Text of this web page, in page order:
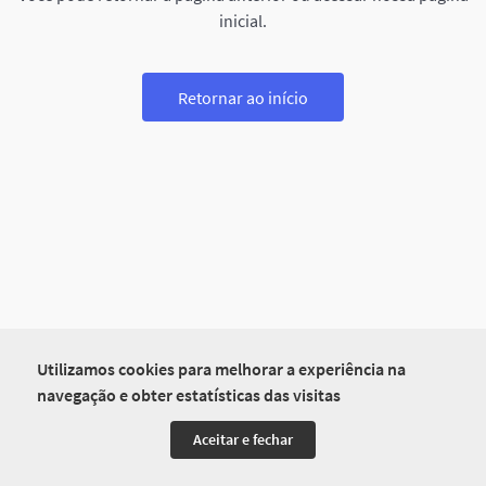
Utilizamos cookies para melhorar a experiência na
navegação e obter estatísticas das visitas
Aceitar e fechar
inicial.
Retornar ao início